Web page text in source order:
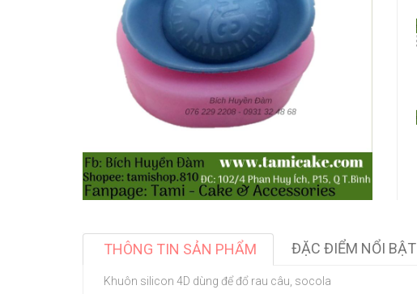
THÔNG TIN SẢN PHẨM ĐẶC ĐIỂM NỔI BẬT
Khuôn silicon 4D dùng để đổ rau câu, socola